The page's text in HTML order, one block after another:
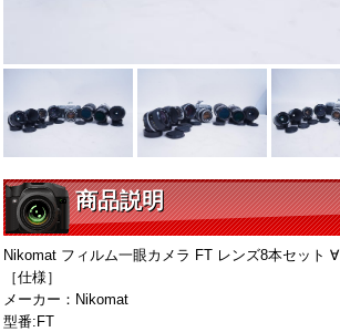
商品説明
Nikomat フィルム一眼カメラ FT レンズ8本セット ∀
［仕様］
メーカー：Nikomat
型番:FT